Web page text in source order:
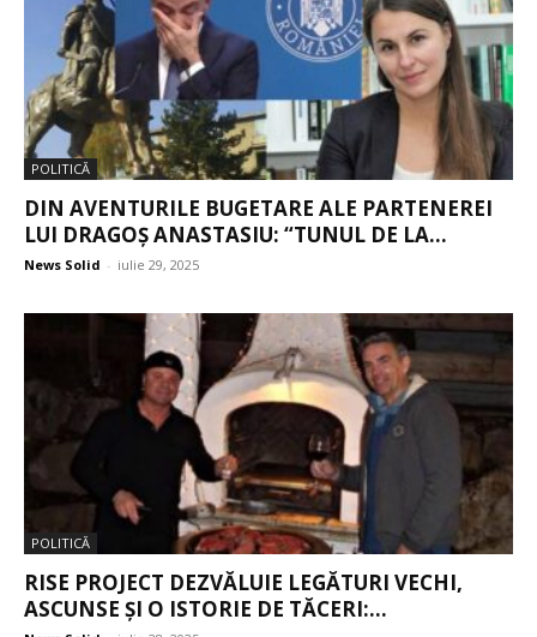
POLITICĂ
DIN AVENTURILE BUGETARE ALE PARTENEREI
LUI DRAGOȘ ANASTASIU: “TUNUL DE LA...
News Solid - iulie 29, 2025
POLITICĂ
RISE PROJECT DEZVĂLUIE LEGĂTURI VECHI,
ASCUNSE ȘI O ISTORIE DE TĂCERI:...